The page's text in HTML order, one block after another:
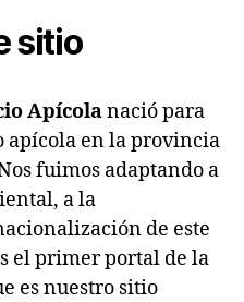
sitio
Apícolanació para
apícola en la provincia
fuimos adaptando a
a la
de este
el primer portal de la
es nuestro sitio